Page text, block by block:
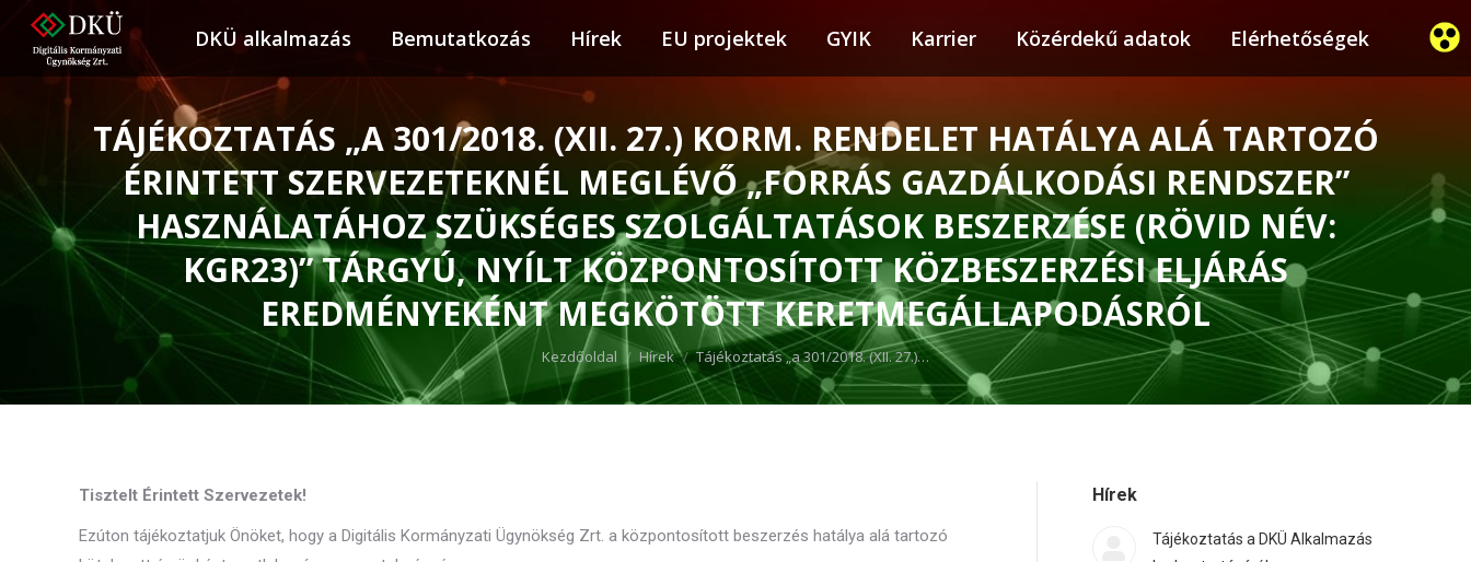
DKÜ alkalmazás Bemutatkozás Hírek EU projektek GYIK Karrier Közérdekű adatok Elérhetőségek
TÁJÉKOZTATÁS „A 301/2018. (XII. 27.) KORM. RENDELET HATÁLYA ALÁ TARTOZÓ
ÉRINTETT SZERVEZETEKNÉL MEGLÉVŐ „FORRÁS GAZDÁLKODÁSI RENDSZER”
HASZNÁLATÁHOZ SZÜKSÉGES SZOLGÁLTATÁSOK BESZERZÉSE (RÖVID NÉV:
KGR23)” TÁRGYÚ, NYÍLT KÖZPONTOSÍTOTT KÖZBESZERZÉSI ELJÁRÁS
EREDMÉNYEKÉNT MEGKÖTÖTT KERETMEGÁLLAPODÁSRÓL
You are here:
Kezdőoldal Hírek Tájékoztatás „a 301/2018. (XII. 27.)…
Tisztelt Érintett Szervezetek!
Ezúton tájékoztatjuk Önöket, hogy a Digitális Kormányzati Ügynökség Zrt. a központosított beszerzés hatálya alá tartozó
Hírek
Tájékoztatás a DKÜ Alkalmazás
DKÜ alkalmazás Bemutatkozás Hírek EU projektek GYIK Karrier Közérdekű adatok Elérhetőségek